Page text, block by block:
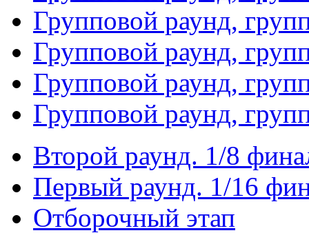
Групповой раунд,
Групповой раунд,
Групповой раунд,
Групповой раунд,
Второй раунд. 1/8
Первый раунд. 1/16
Отборочный этап